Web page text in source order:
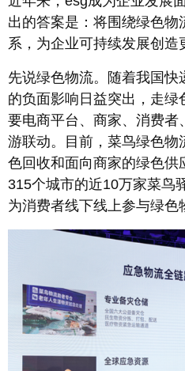
出的答案是：将围绕绿色
系，为企业可持续发展创造
先说绿色物流。随着我国
的负面影响日益突出，走
要电商平台、商家、消费者
游联动。目前，菜鸟绿色物
色回收和面向商家的绿色供
315个城市的近10万家菜鸟
为消费者线下线上参与绿色